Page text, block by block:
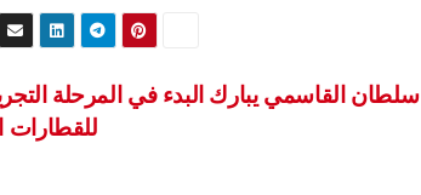
سلطان القاسمي يبارك البدء في المرحلة
للقطارات